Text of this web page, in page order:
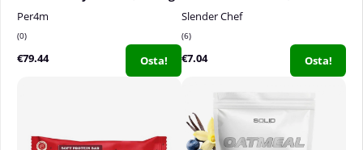
Per4m
0
€79.44 Osta!
Slender Chef
6
€7.04 Osta!